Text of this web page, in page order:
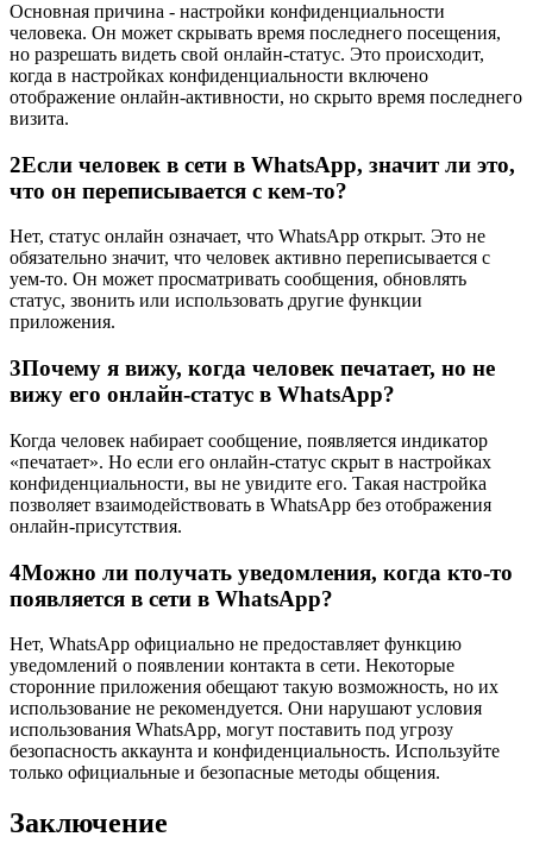
Основная причина - настройки конфиденциальности
человека. Он может скрывать время последнего посещения,
но разрешать видеть свой онлайн-статус. Это происходит,
когда в настройках конфиденциальности включено
отображение онлайн-активности, но скрыто время последнего
визита.
2Если человек в сети в WhatsApp, значит ли это,
что он переписывается с кем-то?
Нет, статус онлайн означает, что WhatsApp открыт. Это не
обязательно значит, что человек активно переписывается с
уем-то. Он может просматривать сообщения, обновлять
статус, звонить или использовать другие функции
приложения.
3Почему я вижу, когда человек печатает, но не
вижу его онлайн-статус в WhatsApp?
Когда человек набирает сообщение, появляется индикатор
«печатает». Но если его онлайн-статус скрыт в настройках
конфиденциальности, вы не увидите его. Такая настройка
позволяет взаимодействовать в WhatsApp без отображения
онлайн-присутствия.
4Можно ли получать уведомления, когда кто-то
появляется в сети в WhatsApp?
Нет, WhatsApp официально не предоставляет функцию
уведомлений о появлении контакта в сети. Некоторые
сторонние приложения обещают такую возможность, но их
использование не рекомендуется. Они нарушают условия
использования WhatsApp, могут поставить под угрозу
безопасность аккаунта и конфиденциальность. Используйте
только официальные и безопасные методы общения.
Заключение